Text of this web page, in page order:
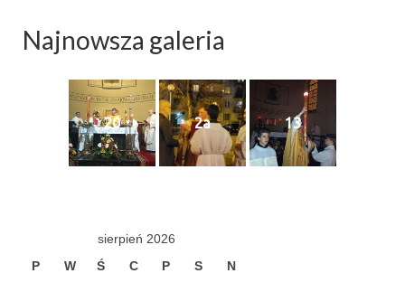
Imieniny Ks. Proboszcza 2019
Narodowy Dzień Pamięci “Żołnierzy
Wyklętych” 2019
Pielęgnacja drzew
Najnowsza galeria
20 2a 13
sierpień 2026
P
W Ś C P S N